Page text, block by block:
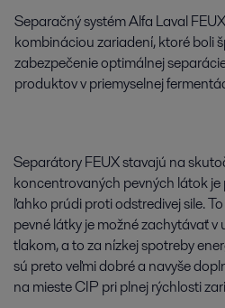
Separačný systém Alfa Laval
kombináciou zariadení, ktoré boli
zabezpečenie optimálnej
produktov v priemyselnej
Separátory FEUX stavajú na
koncentrovaných pevných látok
ľahko prúdi proti odstredivej sile.
pevné látky je možné zachytávať v
tlakom, a to za nízkej spotreby
sú preto veľmi dobré a navyše
na mieste CIP pri plnej rýchlosti